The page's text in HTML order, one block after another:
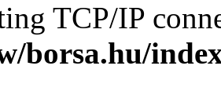
TCP/IP
borsa.hu/